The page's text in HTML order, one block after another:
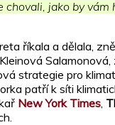
jako by
říkala a dělala,
strategie pro
patří k síti
New York Times,